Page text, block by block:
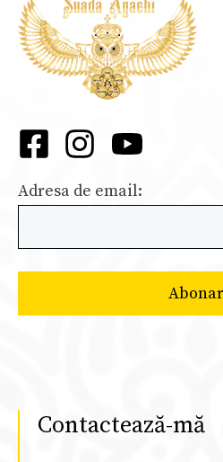
Adresa de email:
Contactează-mă